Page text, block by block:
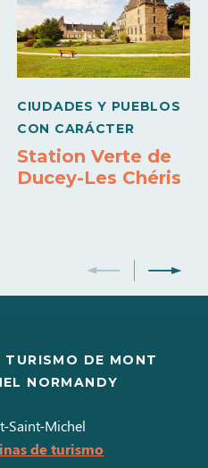
Efectivo
CIUDADES Y PUEBLOS
CON CARÁCTER
Station Verte de
Ducey-Les Chéris
TURISMO DE MONT
NORMANDY
Saint-Michel
de turismo